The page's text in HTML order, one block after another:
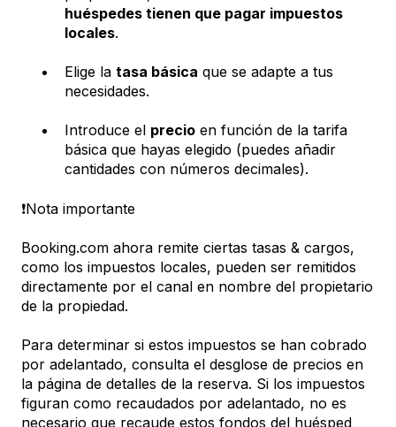
huéspedes tienen que pagar impuestos
locales.
Elige la tasa básica que se adapte a tus
necesidades.
Introduce el precio en función de la tarifa
básica que hayas elegido (puedes añadir
cantidades con números decimales).
❗Nota importante
Booking.com ahora remite ciertas tasas & cargos,
como los impuestos locales, pueden ser remitidos
directamente por el canal en nombre del propietario
de la propiedad.
Para determinar si estos impuestos se han cobrado
por adelantado, consulta el desglose de precios en
la página de detalles de la reserva. Si los impuestos
figuran como recaudados por adelantado, no es
necesario que recaude estos fondos del huésped